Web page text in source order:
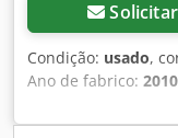
Solicitar
Condição: usado,
Ano de fabrico: 2010
em estoque mais
favor, entre em